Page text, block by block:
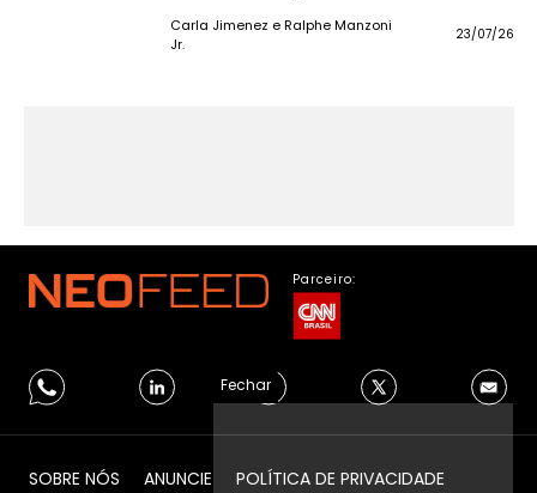
Carla Jimenez e Ralphe Manzoni
Jr.
23/07/26
Fechar
Parceiro:
SOBRE NÓS ANUNCIE POLÍTICA DE PRIVACIDADE